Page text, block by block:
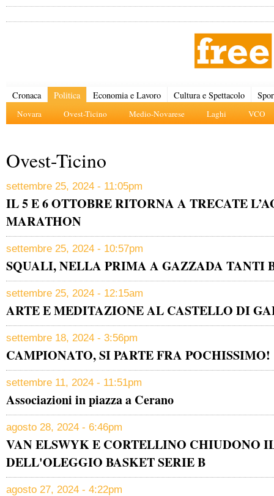
Cronaca Politica
Novara Ovest-Ticino Medio-Novarese Laghi VCO
Economia e Lavoro Cultura e Spettacolo
Ovest-Ticino
settembre 25, 2024 - 11:05pm
IL 5 E 6 OTTOBRE RITORNA A TRECATE
MARATHON
settembre 25, 2024 - 10:57pm
SQUALI, NELLA PRIMA A GAZZADA TANTI
settembre 25, 2024 - 12:15am
ARTE E MEDITAZIONE AL CASTELLO DI
settembre 18, 2024 - 3:56pm
CAMPIONATO, SI PARTE FRA POCHISSIMO!
settembre 11, 2024 - 11:51pm
Associazioni in piazza a Cerano
agosto 28, 2024 - 6:46pm
VAN ELSWYK E CORTELLINO CHIUDONO
DELL'OLEGGIO BASKET SERIE B
agosto 27, 2024 - 4:22pm